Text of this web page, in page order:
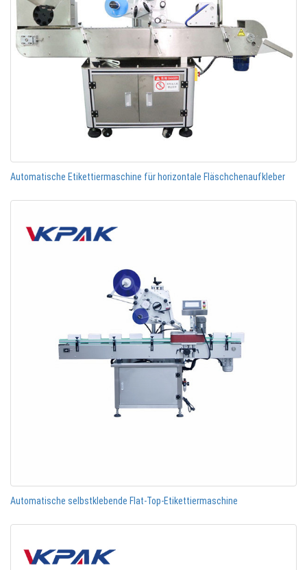
Automatische Etikettiermaschine für horizontale Fläschchenaufkleber
Automatische selbstklebende Flat-Top-Etikettiermaschine